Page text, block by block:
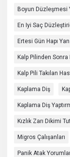
Boyun Düzleşmesi
En Iyi Saç
Ertesi Gün Hapı
Kalp Pilinden
Kalp Pili Takılan
Kaplama Diş
Kaplama Diş
Kızlık Zarı Dikimi
Migros Çalışanları
Panik Atak